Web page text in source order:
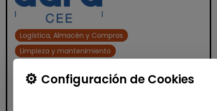
Logística, Almacén y Compras
Limpieza y mantenimiento
Operario/a de limpieza - turno de
noche (villajoyosa)
Configuración de Cookies